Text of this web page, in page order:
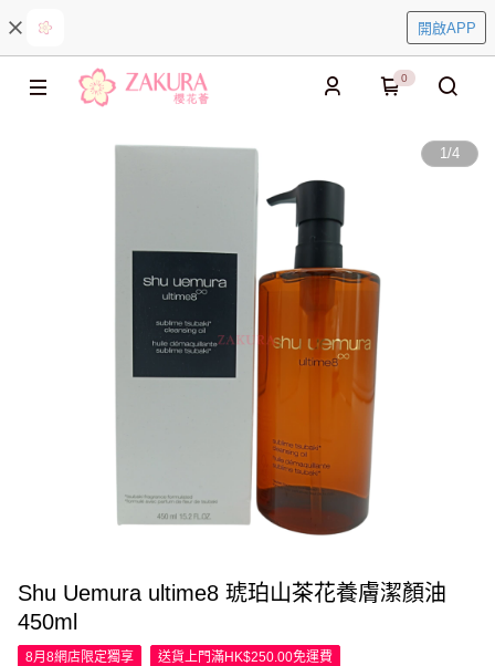
開啟APP
0
1/4
Shu Uemura ultime8 琥珀山茶花養膚潔顏油
450ml
8月8網店限定獨享 送貨上門滿HK$250.00免運費